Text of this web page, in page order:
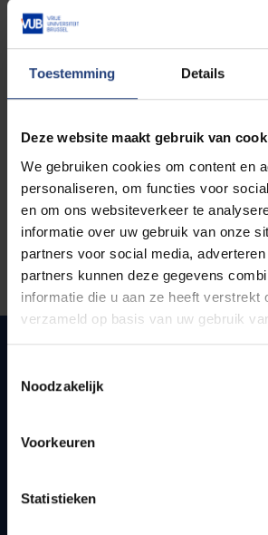
Toestemming Details
Deze website maakt gebruik van
We gebruiken cookies om content en
personaliseren, om functies voor
en om ons websiteverkeer te
informatie over uw gebruik van onze
partners voor social media,
partners kunnen deze gegevens
informatie die u aan ze heeft verstrekt
verzameld op basis van uw gebruik
Noodzakelijk
Voorkeuren
Statistieken
De volledige URL van de pagina
Snel naar
Bereikbaarheid